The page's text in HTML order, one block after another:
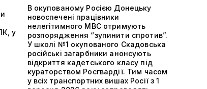
у
В окупованому Росією Донецьку
новоспечені працівники
нелегітимного МВС отримують
розпорядження “зупинити спротив”.
У школі №1 окупованого Скадовська
російські загарбники анонсують
відкриття кадетського класу під
кураторством Росгвардії. Тим часом
у всіх транспортних вишах Росії з 1